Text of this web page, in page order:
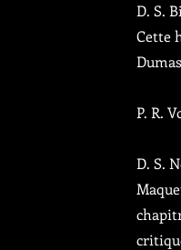
D. S.
Cette
P. R.
D. S.